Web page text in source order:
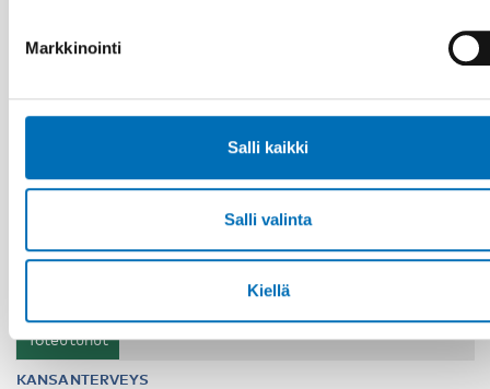
Markkinointi
Salli kaikki
Salli valinta
Kiellä
Toteutunut
KANSANTERVEYS